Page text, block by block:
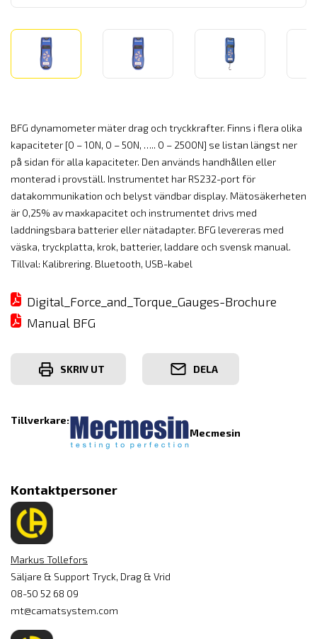
BFG dynamometer mäter drag och tryckkrafter. Finns i flera olika
kapaciteter [0 – 10N, 0 – 50N, ….. 0 – 2500N] se listan längst ner
på sidan för alla kapaciteter. Den används handhållen eller
monterad i provställ. Instrumentet har RS232-port för
datakommunikation och belyst vändbar display. Mätosäkerheten
är 0,25% av maxkapacitet och instrumentet drivs med
laddningsbara batterier eller nätadapter. BFG levereras med
väska, tryckplatta, krok, batterier, laddare och svensk manual.
Tillval: Kalibrering. Bluetooth, USB-kabel
Digital_Force_and_Torque_Gauges-Brochure
Manual BFG
SKRIV UT DELA
Tillverkare:
Mecmesin
Kontaktpersoner
Markus Tollefors
Säljare & Support Tryck, Drag & Vrid
08-50 52 68 09
mt@camatsystem.com